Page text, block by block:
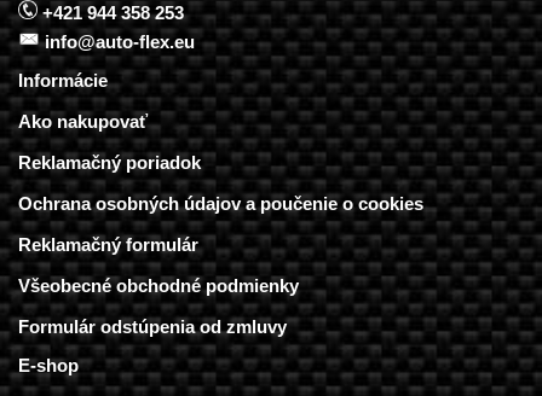
+421 944 358 253
info@auto-flex.eu
Informácie
Ako nakupovať
Reklamačný poriadok
Ochrana osobných údajov a poučenie o cookies
Reklamačný formulár
Všeobecné obchodné podmienky
Formulár odstúpenia od zmluvy
E-shop